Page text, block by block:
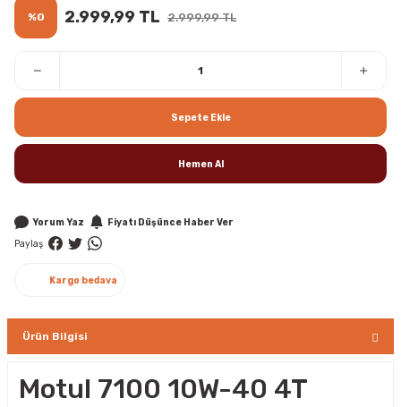
%0 2.999,99 TL 2.999,99 TL
Sepete Ekle
Hemen Al
Yorum Yaz
Fiyatı Düşünce Haber Ver
Paylaş
Kargo bedava
Ürün Bilgisi
Motul 7100 10W-40 4T